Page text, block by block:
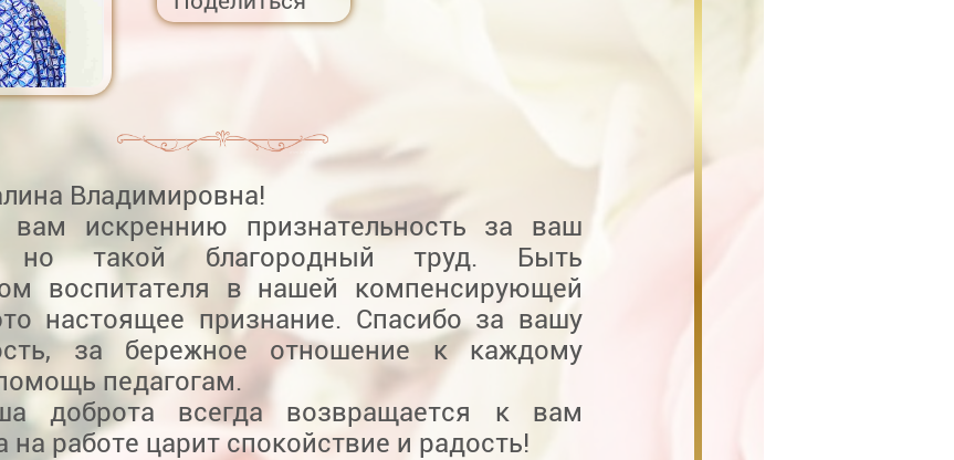
Владимировна!
искреннию признательность за ваш
но такой благородный труд. Быть
воспитателя в нашей компенсирующей
настоящее признание. Спасибо за вашу
за бережное отношение к каждому
педагогам.
доброта всегда возвращается к вам
на работе царит спокойствие и радость!